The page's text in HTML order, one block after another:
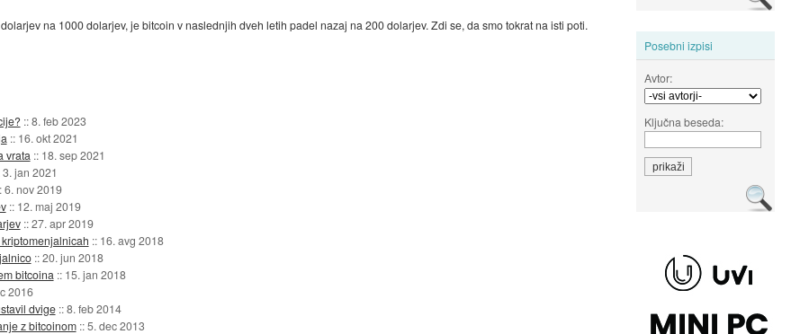
Posebni izpisi
Avtor:
Ključna beseda:
na 1000 dolarjev, je bitcoin v naslednjih dveh letih padel nazaj na 200 dolarjev. Zdi se, da smo tokrat na isti poti.
::8. feb 2023
:: 16. okt 2021
vrata :: 18. sep 2021
3. jan 2021
6. nov 2019
:: 12. maj 2019
::27. apr 2019
:: 16. avg 2018
::20. jun 2018
bitcoina :: 15. jan 2018
2016
dvige ::8. feb 2014
z bitcoinom ::5. dec 2013